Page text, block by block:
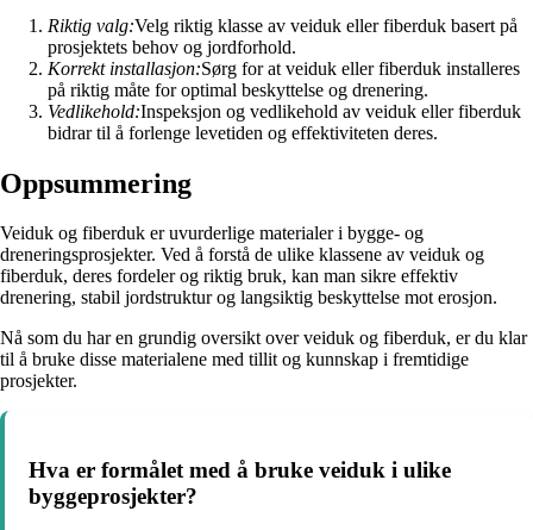
Riktig valg:Velg riktig klasse av veiduk eller fiberduk basert på
prosjektets behov og jordforhold.
Korrekt installasjon:Sørg for at veiduk eller fiberduk installeres
på riktig måte for optimal beskyttelse og drenering.
Vedlikehold:Inspeksjon og vedlikehold av veiduk eller fiberduk
bidrar til å forlenge levetiden og effektiviteten deres.
Oppsummering
Veiduk og fiberduk er uvurderlige materialer i bygge- og
dreneringsprosjekter. Ved å forstå de ulike klassene av veiduk og
fiberduk, deres fordeler og riktig bruk, kan man sikre effektiv
drenering, stabil jordstruktur og langsiktig beskyttelse mot erosjon.
Nå som du har en grundig oversikt over veiduk og fiberduk, er du klar
til å bruke disse materialene med tillit og kunnskap i fremtidige
prosjekter.
Hva er formålet med å bruke veiduk i ulike
byggeprosjekter?